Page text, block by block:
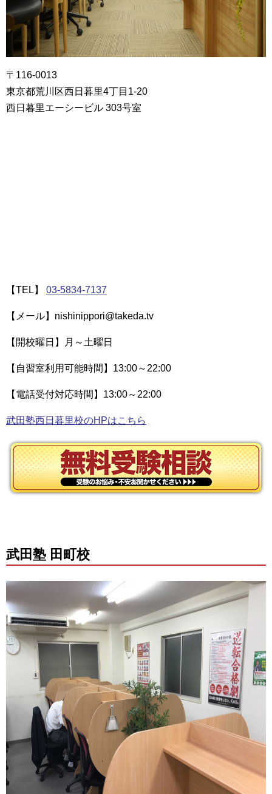
〒116-0013
東京都荒川区西日暮里4丁目1-20
西日暮里エーシービル 303号室
【TEL】 03-5834-7137
【メール】nishinippori@takeda.tv
【開校曜日】月～土曜日
【自習室利用可能時間】13:00～22:00
【電話受付対応時間】13:00～22:00
武田塾西日暮里校のHPはこちら
武田塾 田町校